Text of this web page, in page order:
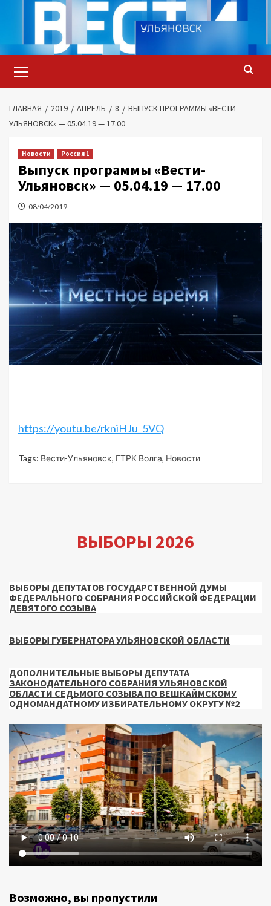
содержимому
меню
ГЛАВНАЯ 2019 АПРЕЛЬ 8
ВЫПУСК ПРОГРАММЫ «ВЕСТИ-
УЛЬЯНОВСК» — 05.04.19 — 17.00
Новости Россия 1
Выпуск программы «Вести-
Ульяновск» — 05.04.19 — 17.00
08/04/2019
https://youtu.be/rkniHJu_5VQ
Tags: Вести-Ульяновск, ГТРК Волга, Новости
ВЫБОРЫ 2026
ВЫБОРЫ ДЕПУТАТОВ ГОСУДАРСТВЕННОЙ ДУМЫ
ФЕДЕРАЛЬНОГО СОБРАНИЯ РОССИЙСКОЙ ФЕДЕРАЦИИ
ДЕВЯТОГО СОЗЫВА
ВЫБОРЫ ГУБЕРНАТОРА УЛЬЯНОВСКОЙ ОБЛАСТИ
ДОПОЛНИТЕЛЬНЫЕ ВЫБОРЫ ДЕПУТАТА
ЗАКОНОДАТЕЛЬНОГО СОБРАНИЯ УЛЬЯНОВСКОЙ
ОБЛАСТИ СЕДЬМОГО СОЗЫВА ПО ВЕШКАЙМСКОМУ
ОДНОМАНДАТНОМУ ИЗБИРАТЕЛЬНОМУ ОКРУГУ №2
Возможно, вы пропустили